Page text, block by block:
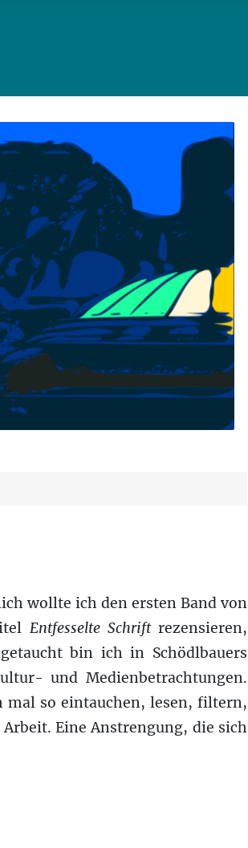
wollte ich den ersten Band von
Entfesselte Schriftrezensieren,
bin ich in Schödlbauers
und Medienbetrachtungen.
mal so eintauchen, lesen, filtern,
Eine Anstrengung, die sich